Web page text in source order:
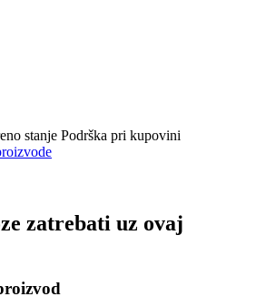
stanje Podrška pri kupovini
zatrebati uz ovaj